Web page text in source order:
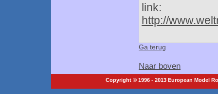
link:
http://
Ga terug
Naar boven
Copyright © 1996 - 2013 European Model